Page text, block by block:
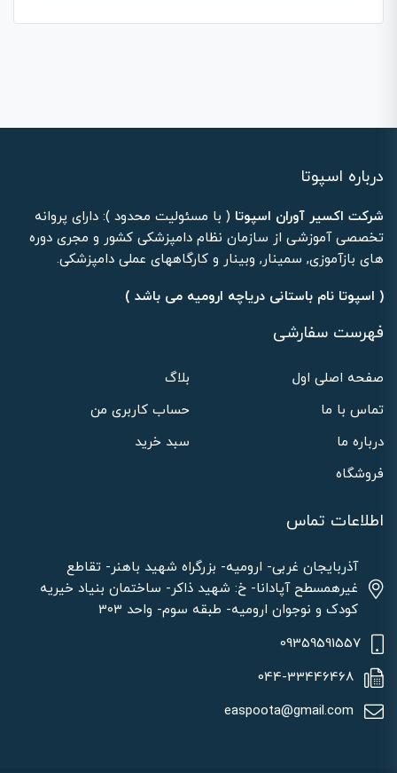
درباره اسپوتا
شرکت اکسیر آوران اسپوتا ( با مسئولیت محدود ): دارای پروانه
تخصصی آموزشی از سازمان نظام دامپزشکی کشور و مجری دوره
های بازآموزی, سمینار, وبینار و کارگاههای عملی دامپزشکی.
( اسپوتا نام باستانی دریاچه ارومیه می باشد )
فهرست سفارشی
صفحه اصلی اول
بلاگ
تماس با ما
حساب کاربری من
درباره ما
سبد خرید
فروشگاه
اطلاعات تماس
آذربایجان غربی- ارومیه- بزرگراه شهید باهنر- تقاطع
غیرهمسطح آپادانا- خ: شهید ذاکر- ساختمان بنیاد خیریه
کودک و نوجوان ارومیه- طبقه سوم- واحد 303
09359591557
044-33446468
easpoota@gmail.com